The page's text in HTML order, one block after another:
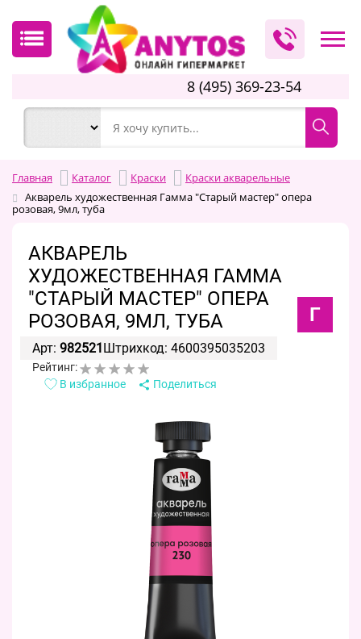
8 (495) 369-23-54
Главная Каталог Краски
Краски акварельные
Акварель художественная Гамма "Старый мастер" опера
розовая, 9мл, туба
АКВАРЕЛЬ
ХУДОЖЕСТВЕННАЯ ГАММА
"СТАРЫЙ МАСТЕР" ОПЕРА
РОЗОВАЯ, 9МЛ, ТУБА
Г
Арт: 982521Штрихкод: 4600395035203
Рейтинг:
В избранное
Поделиться